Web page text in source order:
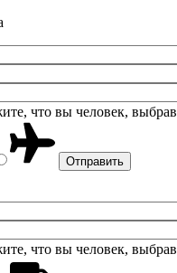
что вы человек, выбрав
что вы человек, выбрав